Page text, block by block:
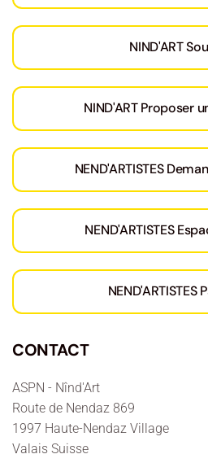
NIND'ART
NIND'ART Proposer
NEND'ARTISTES
NEND'ARTISTES
NEND'ARTISTES
CONTACT
ASPN - Nînd'Art
Route de Nendaz 869
1997 Haute-Nendaz Village
Valais Suisse